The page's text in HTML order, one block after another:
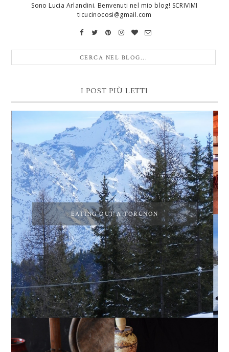
Sono Lucia Arlandini. Benvenuti nel mio blog! SCRIVIMI
ticucinocosi@gmail.com
I POST PIÙ LETTI
EATING OUT A TORGNON